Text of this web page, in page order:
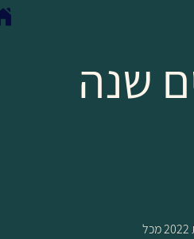
שנה
בשולחן שלנו מקום לעד 16 סועדים , נהנה מלפחות 10 מנות מיוחדות שיסכמו לנו את שנת 2022 מכל